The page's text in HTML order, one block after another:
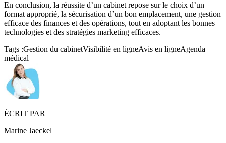
En conclusion, la réussite d’un cabinet repose sur le choix d’un
format approprié, la sécurisation d’un bon emplacement, une gestion
efficace des finances et des opérations, tout en adoptant les bonnes
technologies et des stratégies marketing efficaces.
Tags :Gestion du cabinetVisibilité en ligneAvis en ligneAgenda
médical
ÉCRIT PAR
Marine Jaeckel